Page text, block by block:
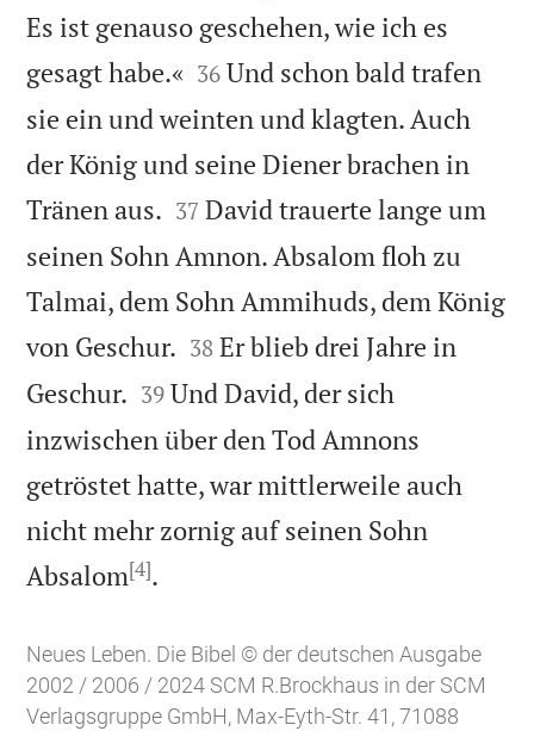
Es ist genauso geschehen, wie ich es
gesagt habe.« 

36 Und schon bald trafen
sie ein und weinten und klagten. Auch
der König und seine Diener brachen in
Tränen aus. 

37 David trauerte lange um
seinen Sohn Amnon. Absalom floh zu
Talmai, dem Sohn Ammihuds, dem König
von Geschur. 

38 Er blieb drei Jahre in
Geschur. 

39 Und David, der sich
inzwischen über den Tod Amnons
getröstet hatte, war mittlerweile auch
nicht mehr zornig auf seinen Sohn
Absalom[4].
Neues Leben. Die Bibel © der deutschen Ausgabe
2002 / 2006 / 2024 SCM R.Brockhaus in der SCM
Verlagsgruppe GmbH, Max-Eyth-Str. 41, 71088